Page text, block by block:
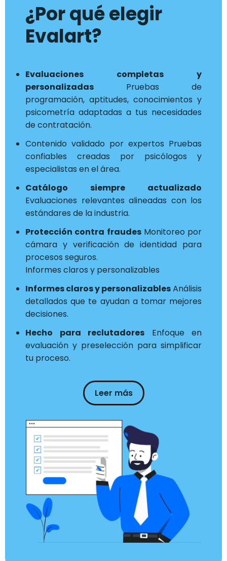
¿Por qué elegir
Evalart?
Evaluaciones completas y
personalizadas Pruebas de
programación, aptitudes, conocimientos y
psicometría adaptadas a tus necesidades
de contratación.
Contenido validado por expertos Pruebas
confiables creadas por psicólogos y
especialistas en el área.
Catálogo siempre actualizado
Evaluaciones relevantes alineadas con los
estándares de la industria.
Protección contra fraudesMonitoreo por
cámara y verificación de identidad para
procesos seguros.
Informes claros y personalizables
Informes claros y personalizablesAnálisis
detallados que te ayudan a tomar mejores
decisiones.
Hecho para reclutadores Enfoque en
evaluación y preselección para simplificar
tu proceso.
Leer más